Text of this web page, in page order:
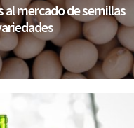
al mercado de semillas